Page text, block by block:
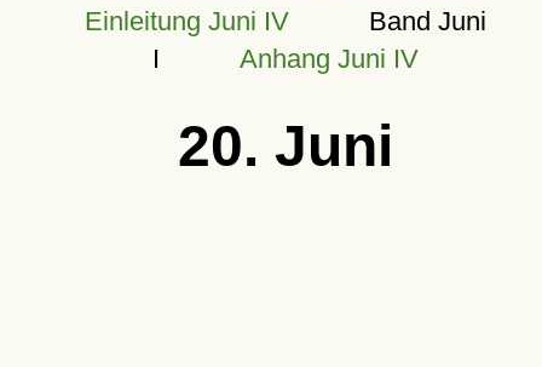
Einleitung Juni IV Band Juni
IAnhang Juni IV
20. Juni